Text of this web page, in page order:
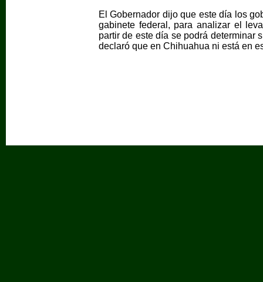
El Gobernador dijo que este día los
gabinete federal, para analizar el
partir de este día se podrá determinar
declaró que en Chihuahua ni está en